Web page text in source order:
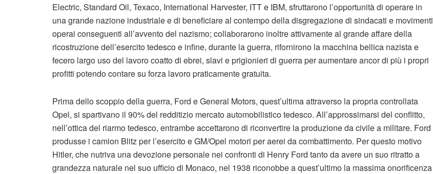
Electric, Standard Oil, Texaco, International Harvester, ITT e IBM, sfruttarono l’opportunità di operare in
una grande nazione industriale e di beneficiare al contempo della disgregazione di sindacati e movimenti
operai conseguenti all’avvento del nazismo; collaborarono inoltre attivamente al grande affare della
ricostruzione dell’esercito tedesco e infine, durante la guerra, rifornirono la macchina bellica nazista e
fecero largo uso del lavoro coatto di ebrei, slavi e prigionieri di guerra per aumentare ancor di più i propri
profitti potendo contare su forza lavoro praticamente gratuita.
Prima dello scoppio della guerra, Ford e General Motors, quest’ultima attraverso la propria controllata
Opel, si spartivano il 90% del redditizio mercato automobilistico tedesco. All’approssimarsi del conflitto,
nell’ottica del riarmo tedesco, entrambe accettarono di riconvertire la produzione da civile a militare. Ford
produsse i camion Blitz per l’esercito e GM/Opel motori per aerei da combattimento. Per questo motivo
Hitler, che nutriva una devozione personale nei confronti di Henry Ford tanto da avere un suo ritratto a
grandezza naturale nel suo ufficio di Monaco, nel 1938 riconobbe a quest’ultimo la massima onorificenza